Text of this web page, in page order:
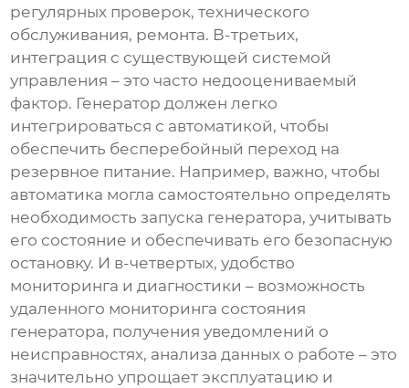
регулярных проверок, технического
обслуживания, ремонта. В-третьих,
интеграция с существующей системой
управления – это часто недооцениваемый
фактор. Генератор должен легко
интегрироваться с автоматикой, чтобы
обеспечить бесперебойный переход на
резервное питание. Например, важно, чтобы
автоматика могла самостоятельно определять
необходимость запуска генератора, учитывать
его состояние и обеспечивать его безопасную
остановку. И в-четвертых, удобство
мониторинга и диагностики – возможность
удаленного мониторинга состояния
генератора, получения уведомлений о
неисправностях, анализа данных о работе – это
значительно упрощает эксплуатацию и